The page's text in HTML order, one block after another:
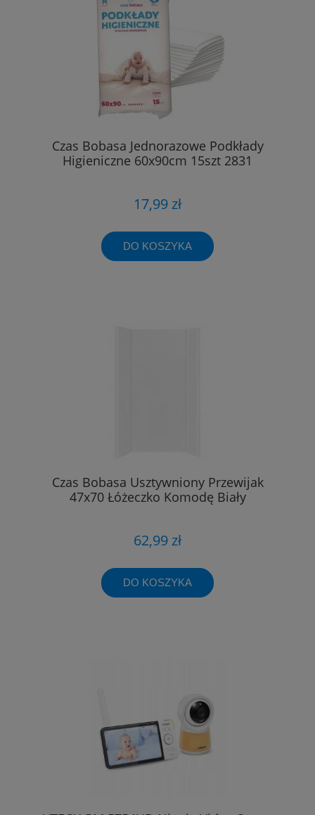
Czas Bobasa Jednorazowe Podkłady
Higieniczne 60x90cm 15szt 2831
17,99 zł
DO KOSZYKA
Czas Bobasa Usztywniony Przewijak
47x70 Łóżeczko Komodę Biały
62,99 zł
DO KOSZYKA